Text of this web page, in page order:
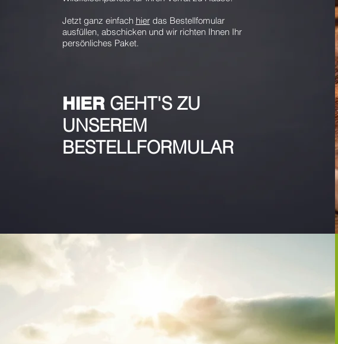
Jetzt ganz einfach hierdas Bestellfomular
ausfüllen, abschicken und wir richten Ihnen Ihr
persönliches Paket.
HIERGEHT'S ZU
UNSEREM
BESTELLFORMULAR